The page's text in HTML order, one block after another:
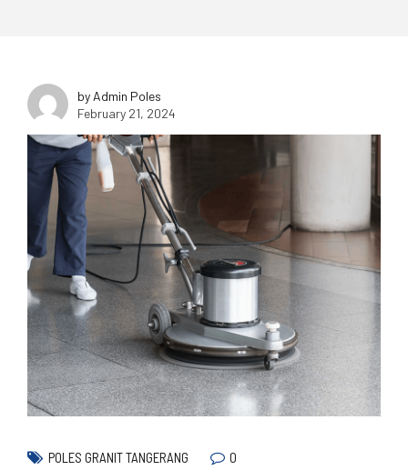
by Admin Poles
February 21, 2024
POLES GRANIT TANGERANG 0